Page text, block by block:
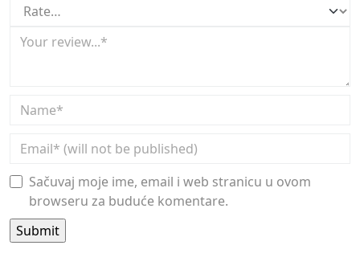
Sačuvaj moje ime, email i web stranicu u ovom
browseru za buduće komentare.